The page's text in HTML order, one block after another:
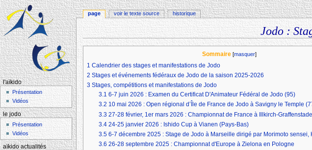
Jodo :
Aller à : navigation,rechercher
Sommaire [masquer]
1 Calendrier des stages et manifestations de Jodo
2 Stages et événements fédéraux de Jodo de la saison 2025-2026
3 Stages, compétitions et manifestations de Jodo
3.1 6-7 juin 2026 : Examen du Certificat D'Animateur Fédéral de Jodo (95)
3.2 10 mai 2026 : Open régional d’Île de France de Jodo à Savigny le Temple
3.3 27-28 février, 1er mars 2026 : Championnat de France à Illkirch-
3.4 24-25 janvier 2026 : Ishido Cup à Vianen (Pays-Bas)
3.5 6-7 décembre 2025 : Stage de Jodo à Marseille dirigé par Morimoto sensei,
3.6 26-28 septembre 2025 : Championnat d'Europe à Zielona en Pologne
page voir le texte source historique
l'aïkido
Présentation
Vidéos
le jodo
Présentation
Vidéos
aïkido actualités